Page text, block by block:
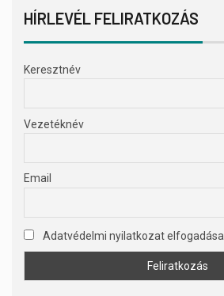
HÍRLEVÉL FELIRATKOZÁS
Keresztnév
Vezetéknév
Email
Adatvédelmi nyilatkozat elfogadása